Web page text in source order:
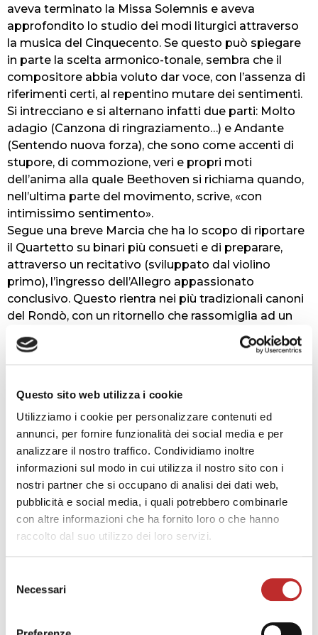
Questo sito web utilizza i cookie
Utilizziamo i cookie per personalizzare contenuti ed
annunci, per fornire funzionalità dei social media e per
analizzare il nostro traffico. Condividiamo inoltre
informazioni sul modo in cui utilizza il nostro sito con i
nostri partner che si occupano di analisi dei dati web,
pubblicità e social media, i quali potrebbero combinarle
con altre informazioni che ha fornito loro o che hanno
raccolto dal suo utilizzo dei loro servizi.
delNecessari
aveva terminato la Missa Solemnis e aveva
approfondito lo studio dei modi liturgici attraverso
la musica del Cinquecento. Se questo può spiegare
in parte la scelta armonico-tonale, sembra che il
compositore abbia voluto dar voce, con l’assenza di
riferimenti certi, al repentino mutare dei sentimenti.
Si intrecciano e si alternano infatti due parti: Molto
adagio (Canzona di ringraziamento…) e Andante
(Sentendo nuova forza), che sono come accenti di
stupore, di commozione, veri e propri moti
dell’anima alla quale Beethoven si richiama quando,
nell’ultima parte del movimento, scrive, «con
intimissimo sentimento».
Segue una breve Marcia che ha lo scopo di riportare
il Quartetto su binari più consueti e di preparare,
attraverso un recitativo (sviluppato dal violino
primo), l’ingresso dell’Allegro appassionato
conclusivo. Questo rientra nei più tradizionali canoni
del Rondò, con un ritornello che rassomiglia ad un
appassionato valzer al quale si alternano motivi di
canzone.
Shostakovich è stato scritto in tre giorni, tra il 12 e il
14 luglio 1960) ed eseguito per la prima volta nello
stesso anno a Leningrado dal Quartetto Beethoven.
L’opera esce da un periodo particolarmente
drammatico della vita del compositore: la sua
sempre più opprimente riluttanza ad entrare nel
Partito Comunista Sovietico fu aggravata dalla
comparsa dei primi sintomi di una debilitante
debolezza muscolare che sarebbe poi stata
della guerra” fu interpretata dal figlio Maxim come
un riferimento alle vittime di tutti i totalitarismi,